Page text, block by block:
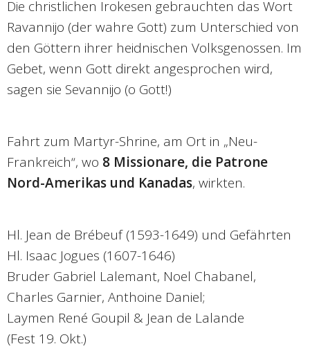
Die christlichen Irokesen gebrauchten das Wort
Ravannijo (der wahre Gott) zum Unterschied von
den Göttern ihrer heidnischen Volksgenossen. Im
Gebet, wenn Gott direkt angesprochen wird,
sagen sie Sevannijo (o Gott!)
Fahrt zum Martyr-Shrine, am Ort in „Neu-
Frankreich“, wo 8 Missionare, die Patrone
Nord-Amerikas und Kanadas, wirkten.
Hl. Jean de Brébeuf (1593-1649) und Gefährten
Hl. Isaac Jogues (1607-1646)
Bruder Gabriel Lalemant, Noel Chabanel,
Charles Garnier, Anthoine Daniel;
Laymen René Goupil & Jean de Lalande
(Fest 19. Okt.)